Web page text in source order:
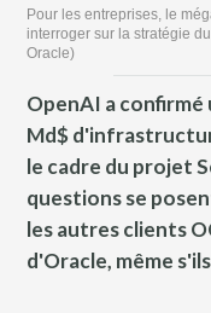
Pour les entreprises, le
interroger sur la stratégie
Oracle)
OpenAI a confirmé
Md$
le cadre du projet
questions se
les autres clients
d'Oracle, même